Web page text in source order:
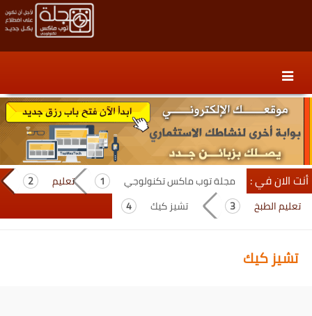
content
secondary
content
أنت الان في : مجلة توب ماكس تكنولوجي
تعليم
تعليم الطبخ
تشيز كيك
تشيز كيك